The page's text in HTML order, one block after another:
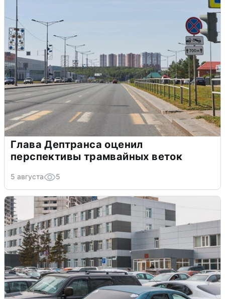
Глава Дептранса оценил
перспективы трамвайных веток
5 августа 5